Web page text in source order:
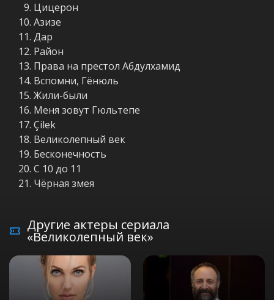
Цицерон
Азизе
Дар
Район
Права на престол Абдулхамид
Вспомни, Гёнюль
Жили-были
Меня зовут Гюльтепе
Çilek
Великолепный век
Бесконечность
С 10 до 11
Чёрная змея
Другие актеры сериала
«Великолепный век»